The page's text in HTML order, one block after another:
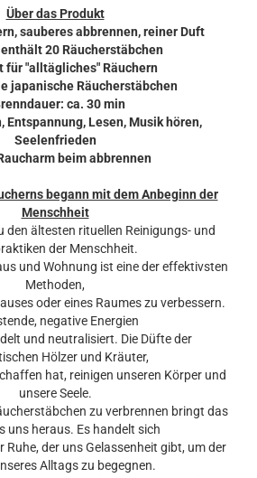
Über das Produkt
sauberes abbrennen, reiner Duft
20 Räucherstäbchen
für "alltägliches" Räuchern
japanische Räucherstäbchen
ca. 30 min
Entspannung, Lesen, Musik hören,
Seelenfrieden
beim abbrennen
begann mit dem Anbeginn der
Menschheit
den ältesten rituellen Reinigungs- und
der Menschheit.
und Wohnung ist eine der effektivsten
Methoden,
oder eines Raumes zu verbessern.
negative Energien
und neutralisiert. Die Düfte der
Hölzer und Kräuter,
hat, reinigen unseren Körper und
unsere Seele.
zu verbrennen bringt das
uns heraus. Es handelt sich
Ruhe, der uns Gelassenheit gibt, um der
Alltags zu begegnen.